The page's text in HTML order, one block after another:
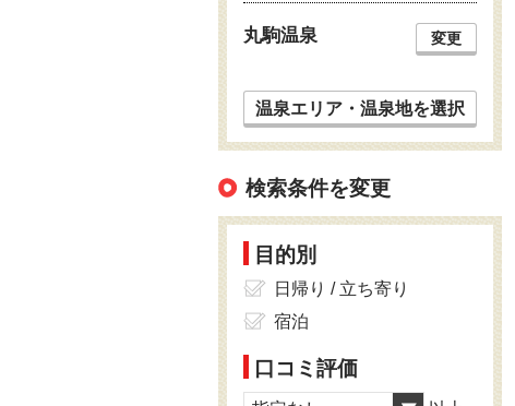
丸駒温泉 変更
温泉エリア・温泉地を選択
検索条件を変更
目的別
日帰り / 立ち寄り
宿泊
口コミ評価